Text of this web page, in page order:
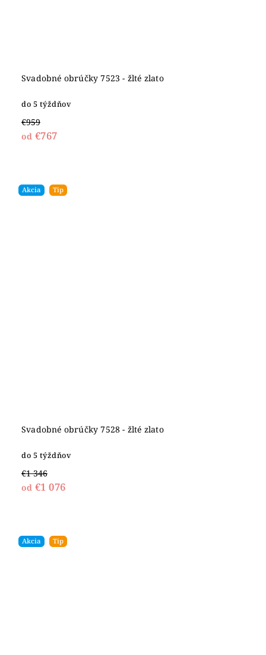
Svadobné obrúčky 7523 - žlté zlato
do 5 týždňov
€959
od €767
Akcia Tip
Svadobné obrúčky 7528 - žlté zlato
do 5 týždňov
€1 346
od €1 076
Akcia Tip